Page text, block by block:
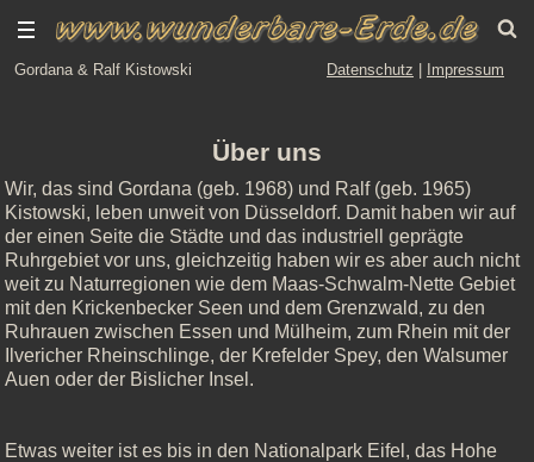
Gordana & Ralf Kistowski Datenschutz Impressum
Über uns
Wir, das sind Gordana (geb. 1968) und Ralf (geb. 1965)
Kistowski, leben unweit von Düsseldorf. Damit haben wir auf
der einen Seite die Städte und das industriell geprägte
Ruhrgebiet vor uns, gleichzeitig haben wir es aber auch nicht
weit zu Naturregionen wie dem Maas-Schwalm-Nette Gebiet
mit den Krickenbecker Seen und dem Grenzwald, zu den
Ruhrauen zwischen Essen und Mülheim, zum Rhein mit der
Ilvericher Rheinschlinge, der Krefelder Spey, den Walsumer
Auen oder der Bislicher Insel.
Etwas weiter ist es bis in den Nationalpark Eifel, das Hohe